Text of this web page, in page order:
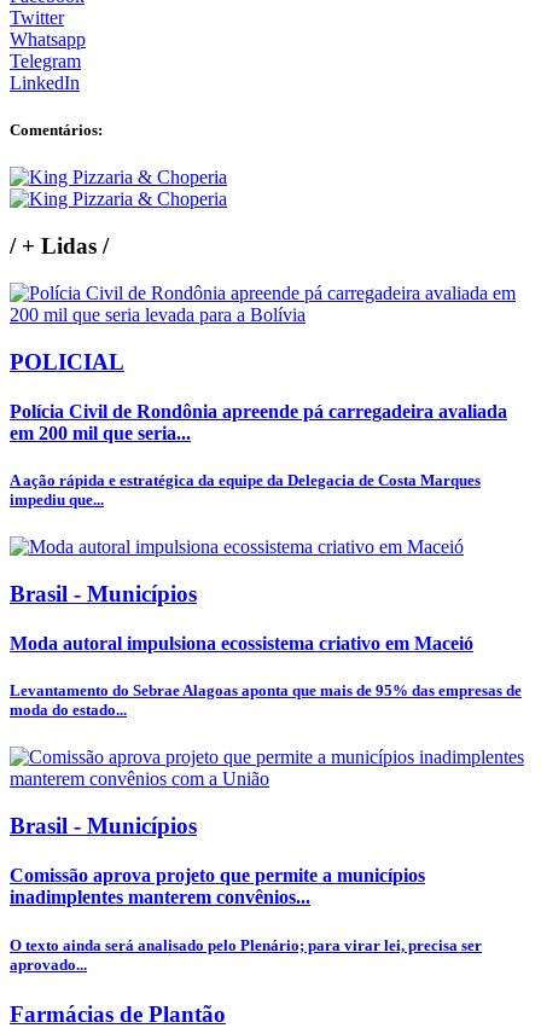
Twitter
Whatsapp
Telegram
LinkedIn
Comentários:
/+ Lidas /
POLICIAL
Polícia Civil de Rondônia apreende pá carregadeira avaliada
em 200 mil que seria...
A ação rápida e estratégica da equipe da Delegacia de Costa Marques
impediu que...
Brasil - Municípios
Moda autoral impulsiona ecossistema criativo em Maceió
Levantamento do Sebrae Alagoas aponta que mais de 95% das empresas de
moda do estado...
Brasil - Municípios
Comissão aprova projeto que permite a municípios
inadimplentes manterem convênios...
O texto ainda será analisado pelo Plenário; para virar lei, precisa ser
aprovado...
Farmácias de Plantão